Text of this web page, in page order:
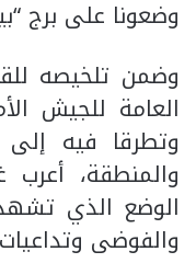
وضعونا على برج
وضمن تلخيصه
العامة للجيش
وتطرقا فيه
والمنطقة،
الوضع الذي
والفوضى